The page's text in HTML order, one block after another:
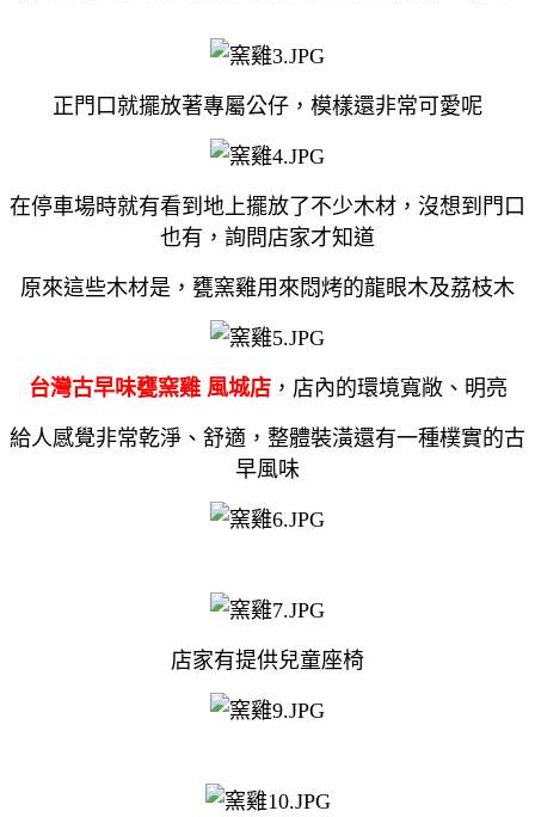
正門口就擺放著專屬公仔，模樣還非常可愛呢
在停車場時就有看到地上擺放了不少木材，沒想到門口
也有，詢問店家才知道
原來這些木材是，甕窯雞用來悶烤的龍眼木及荔枝木
台灣古早味甕窯雞 風城店，店內的環境寬敞、明亮
給人感覺非常乾淨、舒適，整體裝潢還有一種樸實的古
早風味
店家有提供兒童座椅